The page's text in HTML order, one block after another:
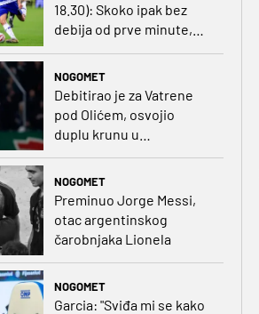
18.30): Skoko ipak bez
debija od prve minute,
prvo kolo
NOGOMET
Debitirao je za Vatrene
pod Olićem, osvojio
duplu krunu u
Rumunjskoj pa preselio
NOGOMET
Preminuo Jorge Messi,
otac argentinskog
čarobnjaka Lionela
NOGOMET
Garcia: "Sviđa mi se kako